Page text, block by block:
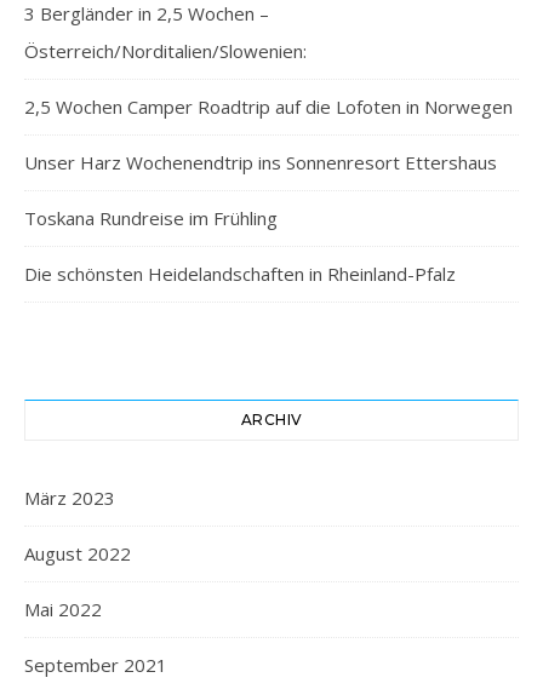
3 Bergländer in 2,5 Wochen –
Österreich/Norditalien/Slowenien:
2,5 Wochen Camper Roadtrip auf die Lofoten in Norwegen
Unser Harz Wochenendtrip ins Sonnenresort Ettershaus
Toskana Rundreise im Frühling
Die schönsten Heidelandschaften in Rheinland-Pfalz
ARCHIV
März 2023
August 2022
Mai 2022
September 2021